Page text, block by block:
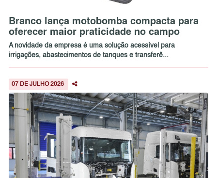
Branco lança motobomba compacta para
oferecer maior praticidade no campo
A novidade da empresa é uma solução acessível para
irrigações, abastecimentos de tanques e transferê...
07 DE JULHO 2026